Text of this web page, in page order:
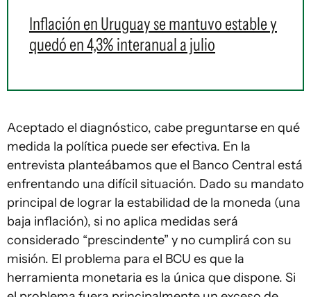
Inflación en Uruguay se mantuvo estable y
quedó en 4,3% interanual a julio
Aceptado el diagnóstico, cabe preguntarse en qué
medida la política puede ser efectiva. En la
entrevista planteábamos que el Banco Central está
enfrentando una difícil situación. Dado su mandato
principal de lograr la estabilidad de la moneda (una
baja inflación), si no aplica medidas será
considerado “prescindente” y no cumplirá con su
misión. El problema para el BCU es que la
herramienta monetaria es la única que dispone. Si